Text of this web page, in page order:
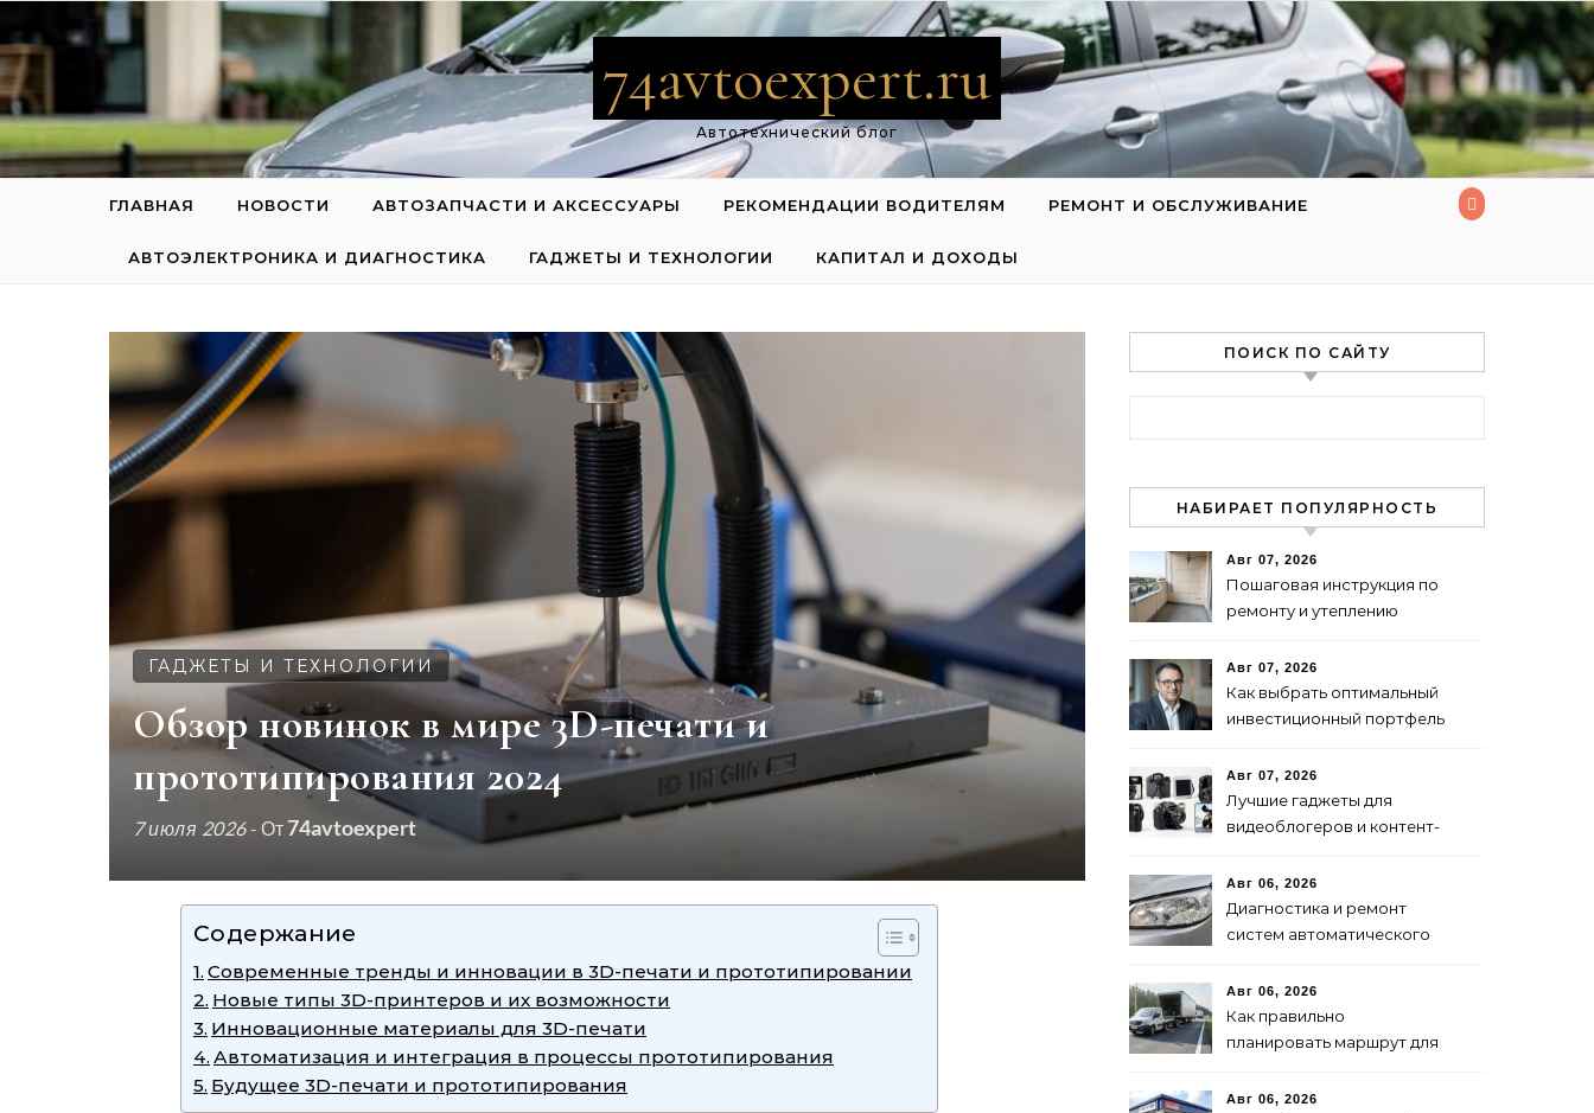
Перейти к содержимому
74avtoexpert.ru
Автотехнический блог
ГЛАВНАЯ НОВОСТИ АВТОЗАПЧАСТИ И АКСЕССУАРЫ РЕКОМЕНДАЦИИ ВОДИТЕЛЯМ РЕМОНТ И ОБСЛУЖИВАНИЕ
АВТОЭЛЕКТРОНИКА И ДИАГНОСТИКА ГАДЖЕТЫ И ТЕХНОЛОГИИ КАПИТАЛ И ДОХОДЫ
ГАДЖЕТЫ И ТЕХНОЛОГИИ
Обзор новинок в мире 3D-печати и
прототипирования 2024
7 июля 2026- От 74avtoexpert
Содержание
Современные тренды и инновации в 3D-печати и прототипировании
Новые типы 3D-принтеров и их возможности
Инновационные материалы для 3D-печати
Автоматизация и интеграция в процессы прототипирования
Будущее 3D-печати и прототипирования
ПОИСК ПО САЙТУ
НАБИРАЕТ ПОПУЛЯРНОСТЬ
Авг 07, 2026
Пошаговая инструкция по
ремонту и утеплению
Авг 07, 2026
Как выбрать оптимальный
инвестиционный портфель
Авг 07, 2026
Лучшие гаджеты для
видеоблогеров и контент-
Авг 06, 2026
Диагностика и ремонт
систем автоматического
советы и рекомендации
Авг 06, 2026
Как правильно
планировать маршрут для
и методы
Авг 06, 2026